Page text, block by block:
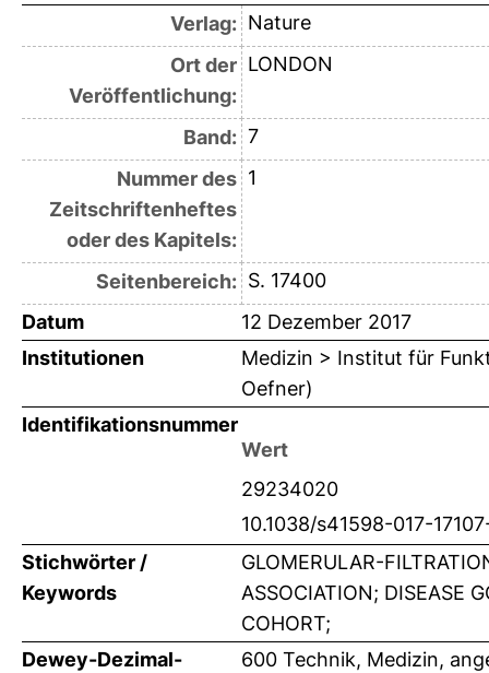
Verlag: Nature
Ort der
Veröffentlichung:
LONDON
Band: 7
Nummer des
Zeitschriftenheftes
oder des Kapitels:
1
Seitenbereich: S. 17400
Datum
12 Dezember 2017
Institutionen
Medizin > Institut für
Oefner)
Identifikationsnummer
Wert
29234020
10.1038/s41598-017-
Stichwörter /
Keywords
GLOMERULAR-
ASSOCIATION; DISEASE
COHORT;
Dewey-Dezimal-
600 Technik, Medizin,